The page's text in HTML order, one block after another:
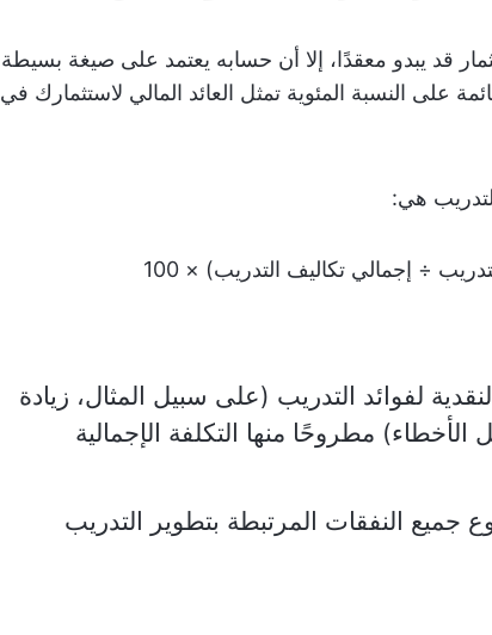
قد يبدو معقدًا، إلا أن حسابه يعتمد على صيغة بسيطة
على النسبة المئوية تمثل العائد المالي لاستثمارك في
هي:
÷ إجمالي تكاليف التدريب) × 100
لفوائد التدريب (على سبيل المثال، زيادة
الأخطاء) مطروحًا منها التكلفة الإجمالية
جميع النفقات المرتبطة بتطوير التدريب